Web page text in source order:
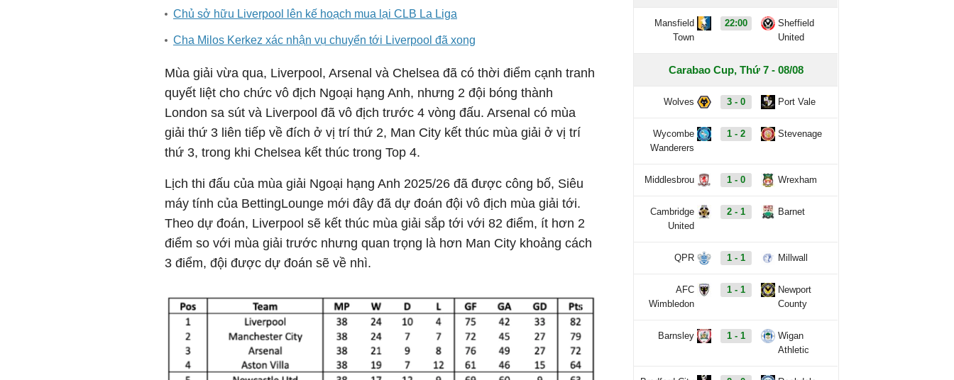
Chủ sở hữu Liverpool lên kế hoạch mua lại CLB La Liga
Cha Milos Kerkez xác nhận vụ chuyển tới Liverpool đã xong
Mùa giải vừa qua, Liverpool, Arsenal và Chelsea đã có thời điểm cạnh tranh
quyết liệt cho chức vô địch Ngoại hạng Anh, nhưng 2 đội bóng thành
London sa sút và Liverpool đã vô địch trước 4 vòng đấu. Arsenal có mùa
giải thứ 3 liên tiếp về đích ở vị trí thứ 2, Man City kết thúc mùa giải ở vị trí
thứ 3, trong khi Chelsea kết thúc trong Top 4.
Lịch thi đấu của mùa giải Ngoại hạng Anh 2025/26 đã được công bố, Siêu
máy tính của BettingLounge mới đây đã dự đoán đội vô địch mùa giải tới.
Theo dự đoán, Liverpool sẽ kết thúc mùa giải sắp tới với 82 điểm, ít hơn 2
điểm so với mùa giải trước nhưng quan trọng là hơn Man City khoảng cách
3 điểm, đội được dự đoán sẽ về nhì.
Mansfield
Town
22:00
Sheffield
United
Carabao Cup, Thứ 7 - 08/08
Wolves 3 - 0 Port Vale
Wycombe
Wanderers
1 - 2 Stevenage
Middlesbrou 1 - 0 Wrexham
Cambridge
United
2 - 1 Barnet
QPR 1 - 1 Millwall
AFC
Wimbledon
1 - 1
Newport
County
Barnsley 1 - 1
Wigan
Athletic